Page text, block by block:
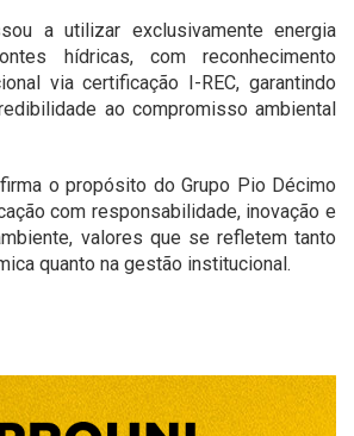
a utilizar exclusivamente energia
hídricas, com reconhecimento
via certificação I-REC, garantindo
ao compromisso ambiental
o propósito do Grupo Pio Décimo
com responsabilidade, inovação e
valores que se refletem tanto
quanto na gestão institucional.